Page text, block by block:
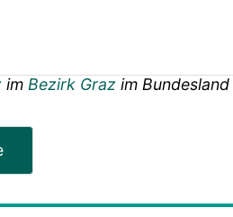
im Bezirk Graz im Bundesland